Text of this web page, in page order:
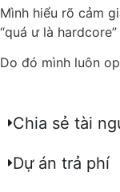
Mình hiểu rõ cảm
“quá ư là
Do đó mình luôn
Chia sẻ tài
Dự án trả phí